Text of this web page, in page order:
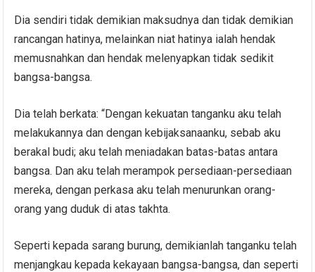
Dia sendiri tidak demikian maksudnya dan tidak demikian
rancangan hatinya, melainkan niat hatinya ialah hendak
memusnahkan dan hendak melenyapkan tidak sedikit
bangsa-bangsa.
Dia telah berkata: “Dengan kekuatan tanganku aku telah
melakukannya dan dengan kebijaksanaanku, sebab aku
berakal budi; aku telah meniadakan batas-batas antara
bangsa. Dan aku telah merampok persediaan-persediaan
mereka, dengan perkasa aku telah menurunkan orang-
orang yang duduk di atas takhta.
Seperti kepada sarang burung, demikianlah tanganku telah
menjangkau kepada kekayaan bangsa-bangsa, dan seperti